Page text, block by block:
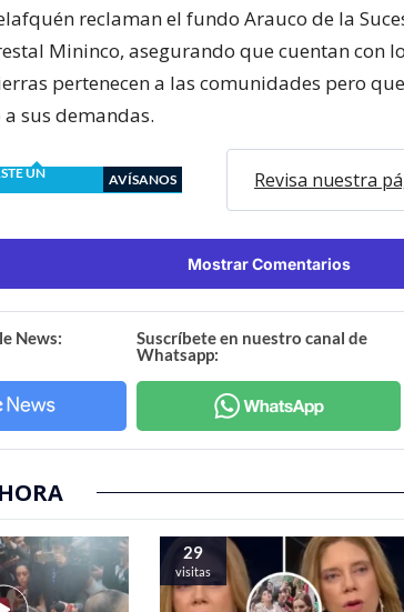
reclaman el fundo Arauco de la
Mininco, asegurando que cuentan con
pertenecen a las comunidades pero
sus demandas.
UN
AVÍSANOS Revisa nuestra
Mostrar Comentarios
News:
Suscríbete en nuestro canal de
Whatsapp:
29
visitas